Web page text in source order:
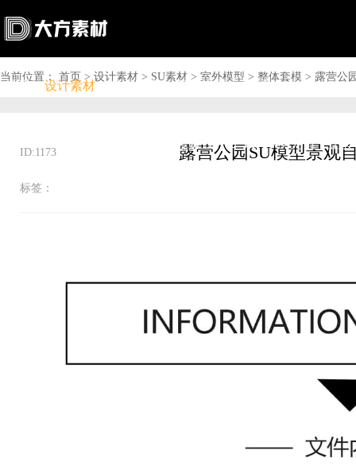
首页 设计素材 软件下载 问答资讯 商城
上传赚钱  VIP  充值 登录
当前位置：首页 >设计素材 > SU素材 > 室外模型 > 整体套模 > 露营公
ID:1173
标签：